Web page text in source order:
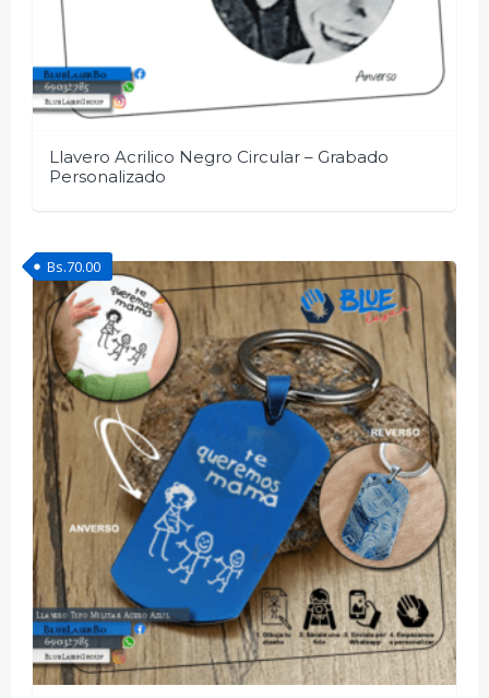
Llavero Acrilico Negro Circular – Grabado
Personalizado
Bs.70.00